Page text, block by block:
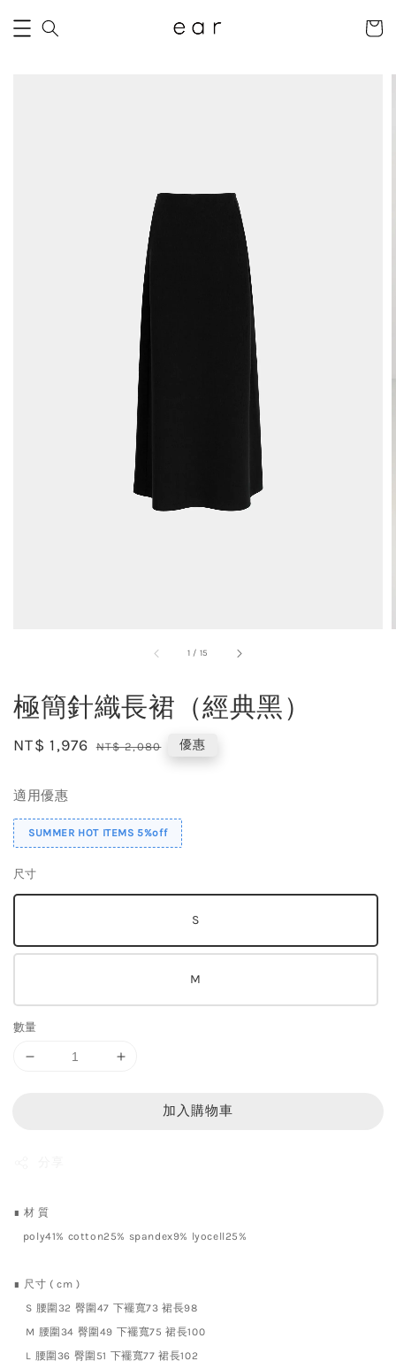
1 / 15
極簡針織長裙（經典黑）
Sale
NT$ 1,976 Regular
NT$ 2,080 優惠
適用優惠
SUMMER HOT ITEMS 5%off
尺寸
S
M
數量
加入購物車
∎ 材 質
poly41% cotton25% spandex9% lyocell25%
∎ 尺寸 ( cm )
S 腰圍32 臀圍47 下襬寬73 裙長98
M 腰圍34 臀圍49 下襬寬75 裙長100
L 腰圍36 臀圍51 下襬寬77 裙長102